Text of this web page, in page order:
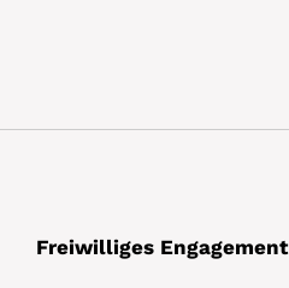
Freiwilliges Engagement